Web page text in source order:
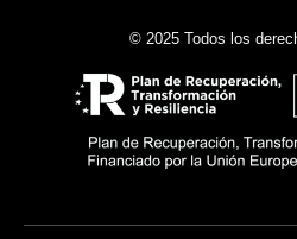
© 2025 Todos los